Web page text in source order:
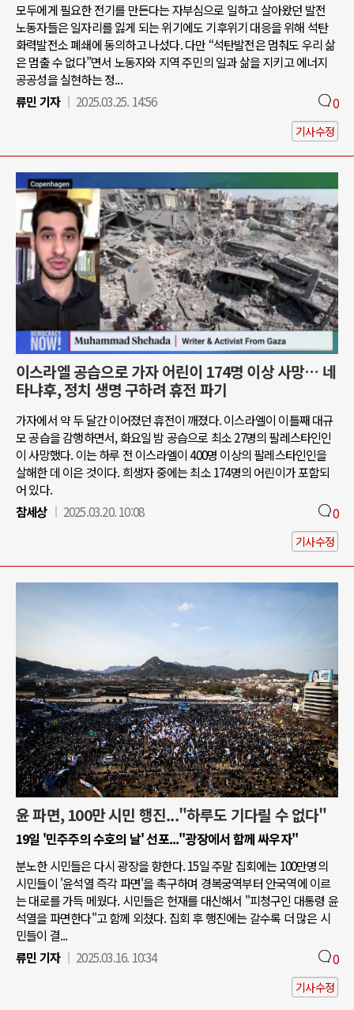
모두에게 필요한 전기를 만든다는 자부심으로 일하고 살아왔던 발전
노동자들은 일자리를 잃게 되는 위기에도 기후위기 대응을 위해 석탄
화력발전소 폐쇄에 동의하고 나섰다. 다만 “석탄발전은 멈춰도 우리 삶
은 멈출 수 없다”면서 노동자와 지역 주민의 일과 삶을 지키고 에너지
공공성을 실현하는 정...
류민 기자
2025.03.25. 14:56 0
기사수정
이스라엘 공습으로 가자 어린이 174명 이상 사망… 네
타냐후, 정치 생명 구하려 휴전 파기
가자에서 약 두 달간 이어졌던 휴전이 깨졌다. 이스라엘이 이틀째 대규
모 공습을 감행하면서, 화요일 밤 공습으로 최소 27명의 팔레스타인인
이 사망했다. 이는 하루 전 이스라엘이 400명 이상의 팔레스타인인을
살해한 데 이은 것이다. 희생자 중에는 최소 174명의 어린이가 포함되
어 있다.
참세상
2025.03.20. 10:08 0
기사수정
윤 파면, 100만 시민 행진..."하루도 기다릴 수 없다"
19일 '민주주의 수호의 날' 선포..."광장에서 함께 싸우자"
분노한 시민들은 다시 광장을 향한다. 15일 주말 집회에는 100만명의
시민들이 '윤석열 즉각 파면'을 촉구하며 경복궁역부터 안국역에 이르
는 대로를 가득 메웠다. 시민들은 헌재를 대신해서 "피청구인 대통령 윤
석열을 파면한다"고 함께 외쳤다. 집회 후 행진에는 갈수록 더 많은 시
민들이 결...
류민 기자
2025.03.16. 10:34 0
기사수정